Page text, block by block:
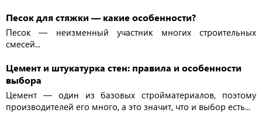
Песок для стяжки — какие особенности?
Песок — неизменный участник многих строительных
смесей...
Цемент и штукатурка стен: правила и особенности
выбора
Цемент — один из базовых стройматериалов, поэтому
производителей его много, а это значит, что и выбор есть...